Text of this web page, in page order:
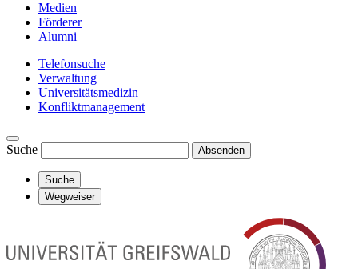
Medien
Förderer
Alumni
Telefonsuche
Verwaltung
Universitätsmedizin
Konfliktmanagement
Suche Absenden
Suche
Wegweiser